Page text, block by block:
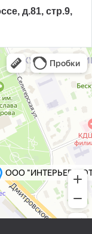
д.81, стр.9,